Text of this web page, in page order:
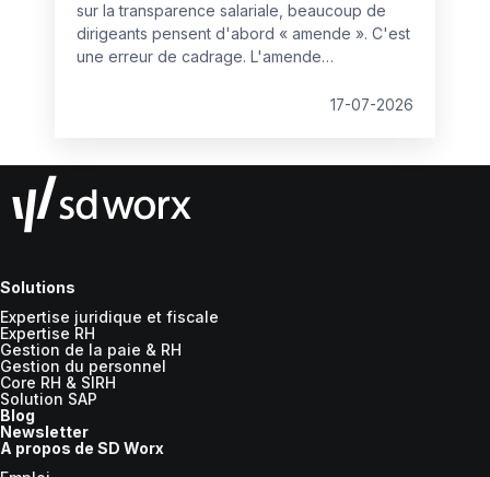
sur la transparence salariale, beaucoup de
dirigeants pensent d'abord « amende ». C'est
une erreur de cadrage. L'amende
dispositif, et donc, paradoxalement, la moins
salariaux vont se gagner ou se perdre.
17-07-2026
Solutions
Expertise juridique et fiscale
Expertise RH
Gestion de la paie & RH
Gestion du personnel
Core RH & SIRH
Solution SAP
Blog
Newsletter
A propos de SD Worx